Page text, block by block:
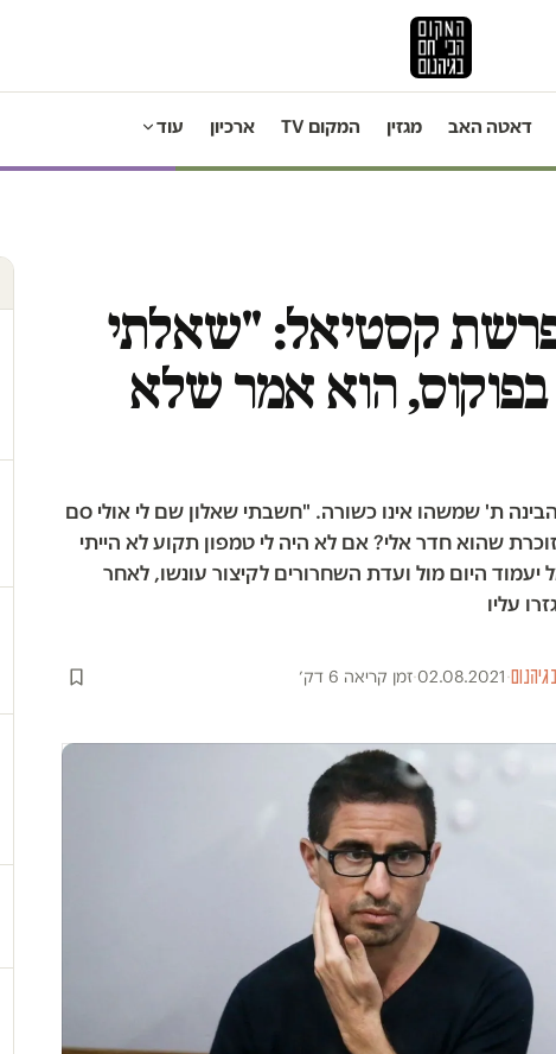
דאטה האב מגזין המקום TV ארכיון עוד
קסטיאל: "שאלתי
בפוקוס, הוא אמר שלא
ת' שמשהו אינו כשורה. "חשבתי שאלון שם לי אולי סם
זוכרת שהוא חדר אלי? אם לא היה לי טמפון תקוע לא הייתי
היום מול ועדת השחרורים לקיצור עונשו, לאחר
·
02.08.2021
·זמן קריאה 6 דק׳